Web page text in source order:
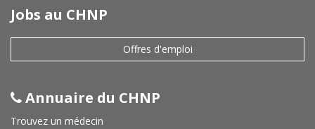
Jobs au CHNP
Offres d'emploi
Annuaire du CHNP
Trouvez un médecin